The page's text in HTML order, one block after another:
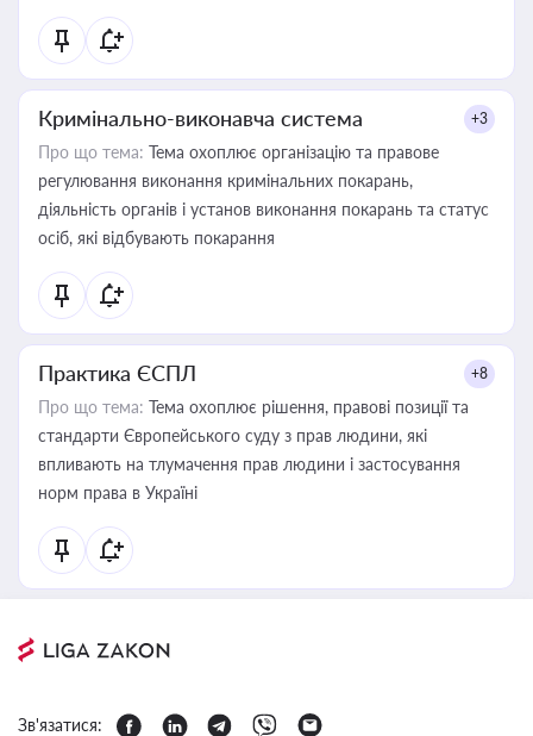
Кримінально-виконавча система +3
Про що тема: Тема охоплює організацію та правове
регулювання виконання кримінальних покарань,
діяльність органів і установ виконання покарань та статус
осіб, які відбувають покарання
Практика ЄСПЛ +8
Про що тема: Тема охоплює рішення, правові позиції та
стандарти Європейського суду з прав людини, які
впливають на тлумачення прав людини і застосування
норм права в Україні
Зв'язатися: